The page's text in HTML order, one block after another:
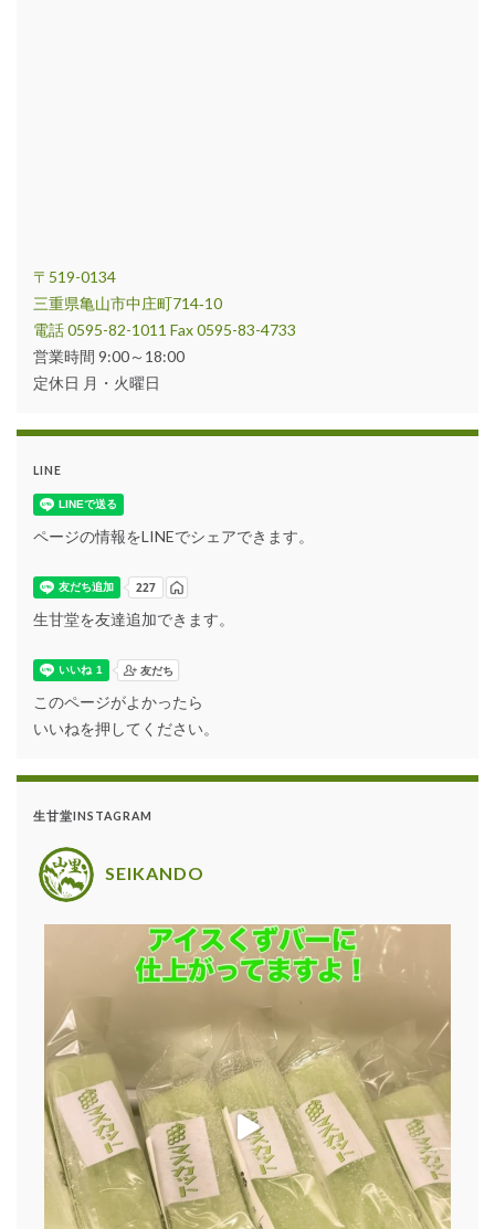
〒519-0134
三重県亀山市中庄町714‐10
電話 0595-82-1011 Fax 0595-83-4733
営業時間 9:00～18:00
定休日 月・火曜日
LINE
ページの情報をLINEでシェアできます。
生甘堂を友達追加できます。
このページがよかったら
いいねを押してください。
生甘堂INSTAGRAM
SEIKANDO